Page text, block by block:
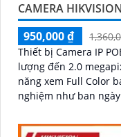
CAMERA
950,000 ₫
Thiết bị Camera IP
lượng đến 2.0
năng xem Full Color
nghiệm như ban